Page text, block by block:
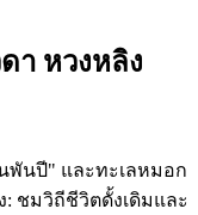
า หวงหลิง
พันปี" และทะเลหมอก
ชมวิถีชีวิตดั้งเดิมและ